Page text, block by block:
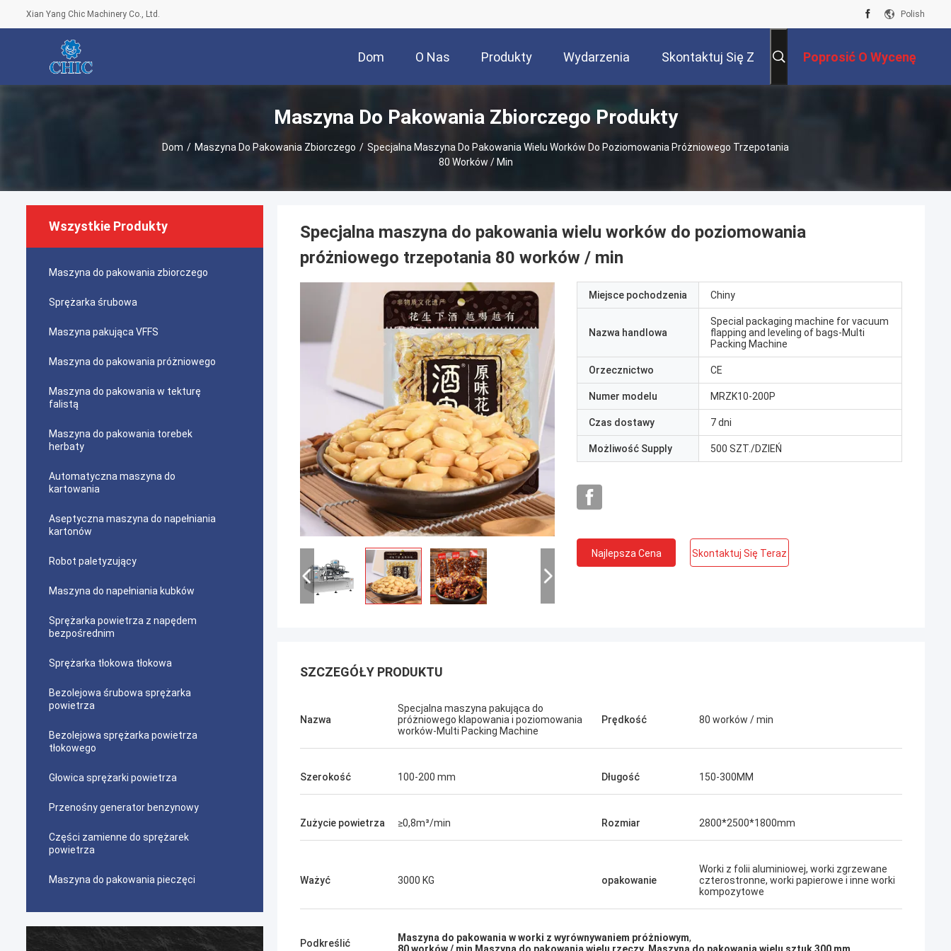
Xian Yang Chic Machinery Co., Ltd. Polish
Dom O Nas Produkty Wydarzenia Skontaktuj Się Z Poprosić O Wycenę
Maszyna Do Pakowania Zbiorczego Produkty
Dom / Maszyna Do Pakowania Zbiorczego / Specjalna Maszyna Do Pakowania Wielu Worków Do Poziomowania Próżniowego Trzepotania
80 Worków / Min
Wszystkie Produkty
Maszyna do pakowania zbiorczego
Sprężarka śrubowa
Maszyna pakująca VFFS
Maszyna do pakowania próżniowego
Maszyna do pakowania w tekturę
falistą
Maszyna do pakowania torebek
herbaty
Automatyczna maszyna do
kartowania
Aseptyczna maszyna do napełniania
kartonów
Robot paletyzujący
Maszyna do napełniania kubków
Sprężarka powietrza z napędem
bezpośrednim
Sprężarka tłokowa tłokowa
Bezolejowa śrubowa sprężarka
powietrza
Bezolejowa sprężarka powietrza
tłokowego
Głowica sprężarki powietrza
Przenośny generator benzynowy
Części zamienne do sprężarek
powietrza
Maszyna do pakowania pieczęci
Specjalna maszyna do pakowania wielu worków do poziomowania
próżniowego trzepotania 80 worków / min
Miejsce pochodzenia Chiny
Nazwa handlowa
Special packaging machine for vacuum
flapping and leveling of bags-Multi
Packing Machine
Orzecznictwo CE
Numer modelu MRZK10-200P
Czas dostawy 7 dni
Możliwość Supply 500 SZT./DZIEŃ
Najlepsza Cena Skontaktuj Się Teraz
SZCZEGÓŁY PRODUKTU
Nazwa
Specjalna maszyna pakująca do
próżniowego klapowania i poziomowania
worków-Multi Packing Machine
Prędkość 80 worków / min
Szerokość 100-200 mm Długość 150-300MM
Zużycie powietrza ≥0,8m³/min Rozmiar 2800*2500*1800mm
Ważyć 3000 KG opakowanie
Worki z folii aluminiowej, worki zgrzewane
czterostronne, worki papierowe i inne worki
kompozytowe
Podkreślić Maszyna do pakowania w worki z wyrównywaniem próżniowym,